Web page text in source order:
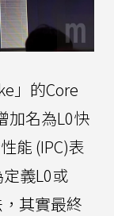
」的Core
加名為L0快
能 (IPC)表
義L0或
其實最終